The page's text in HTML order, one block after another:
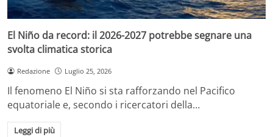
El Niño da record: il 2026-2027 potrebbe segnare una
svolta climatica storica
Redazione Luglio 25, 2026
Il fenomeno El Niño si sta rafforzando nel Pacifico
equatoriale e, secondo i ricercatori della…
Leggi di più